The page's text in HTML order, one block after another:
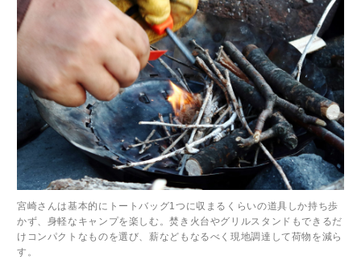
宮崎さんは基本的にトートバッグ1つに収まるくらいの道具しか持ち歩
かず、身軽なキャンプを楽しむ。焚き火台やグリルスタンドもできるだ
けコンパクトなものを選び、薪などもなるべく現地調達して荷物を減ら
す。